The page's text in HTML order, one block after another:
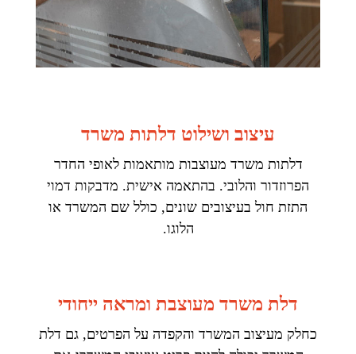
עיצוב ושילוט דלתות משרד
דלתות משרד מעוצבות מותאמות לאופי החדר
הפרוזדור והלובי. בהתאמה אישית. מדבקות דמוי
התזת חול בעיצובים שונים, כולל שם המשרד או
הלוגו.
דלת משרד מעוצבת ומראה ייחודי
כחלק מעיצוב המשרד והקפדה על הפרטים, גם דלת